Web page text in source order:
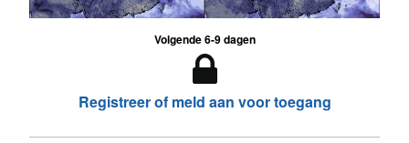
Volgende 6-9 dagen
Registreer of meld aan voor toegang